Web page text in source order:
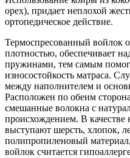
орех), придает неплохой
ортопедическое действие.
Термоспресованный войлок
плотностью, обеспечивает
пружинами, тем самым
износостойкость матраса.
между наполнителем и
Расположен по обеим
смешанные волокна с
происхождением. В качестве
выступают шерсть, хлопок,
полипропиленовый
войлок считается